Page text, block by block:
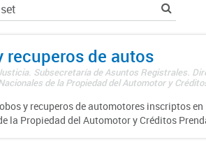
recuperos de autos
Subsecretaría de Asuntos Registrales.
de la Propiedad del Automotor y
y recuperos de automotores inscriptos
la Propiedad del Automotor y Créditos